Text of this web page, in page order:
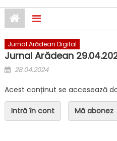
Jurnal Arădean Digital
Jurnal Arădean
Posted on
28.04.2024
Acest conținut se accesează
Intră în cont Mă abonez